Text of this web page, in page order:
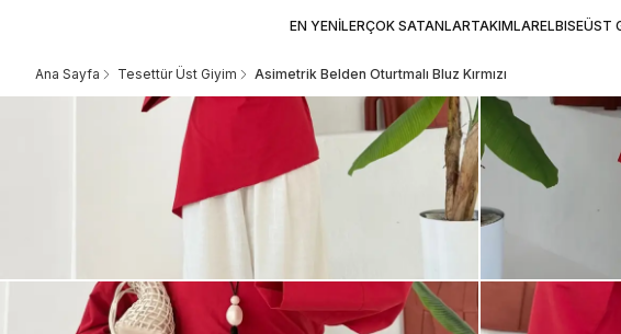
EN YENİLERÇOK SATANLARTAKIMLARELBISEÜST
Ana Sayfa Tesettür Üst Giyim Asimetrik Belden Oturtmalı Bluz Kırmızı